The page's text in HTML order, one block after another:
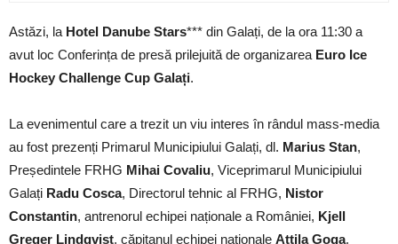
Astăzi, la Hotel Danube Stars*** din Galați, de la ora 11:30 a
avut loc Conferința de presă prilejuită de organizarea Euro Ice
Hockey Challenge Cup Galați.
La evenimentul care a trezit un viu interes în rândul mass-media
au fost prezenți Primarul Municipiului Galați, dl. Marius Stan,
Președintele FRHG Mihai Covaliu, Viceprimarul Municipiului
Galați Radu Cosca, Directorul tehnic al FRHG, Nistor
Constantin, antrenorul echipei naționale a României, Kjell
Greger Lindqvist, căpitanul echipei naționale Attila Goga.